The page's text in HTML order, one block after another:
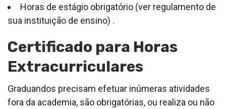
Horas de estágio obrigatório (ver regulamento de
sua instituição de ensino) .
Certificado para Horas
Extracurriculares
Graduandos precisam efetuar inúmeras atividades
fora da academia, são obrigatórias, ou realiza ou não